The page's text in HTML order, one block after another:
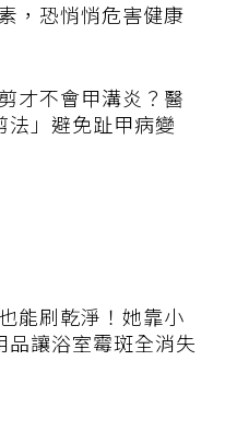
，恐悄悄危害健康
才不會甲溝炎？醫
法」避免趾甲病變
能刷乾淨！她靠小
品讓浴室霉斑全消失